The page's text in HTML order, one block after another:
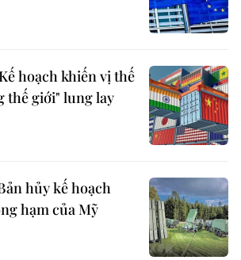
hoạch khiến vị thế
thế giới" lung lay
hủy kế hoạch
hạm của Mỹ